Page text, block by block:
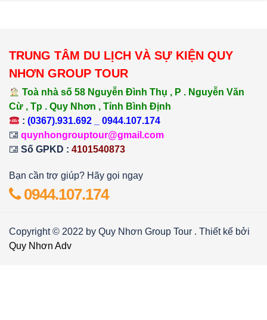
TRUNG TÂM DU LỊCH VÀ SỰ KIỆN QUY
NHƠN GROUP TOUR
Toà nhà số 58 Nguyễn Đình Thụ , P . Nguyễn Văn
Cừ , Tp . Quy Nhơn , Tỉnh Bình Định
: (0367).931.692 _ 0944.107.174
quynhongrouptour@gmail.com
Số GPKD : 4101540873
Bạn cần trợ giúp? Hãy gọi ngay
0944.107.174
Copyright © 2022 by Quy Nhơn Group Tour . Thiết kế bởi
Quy Nhơn Adv